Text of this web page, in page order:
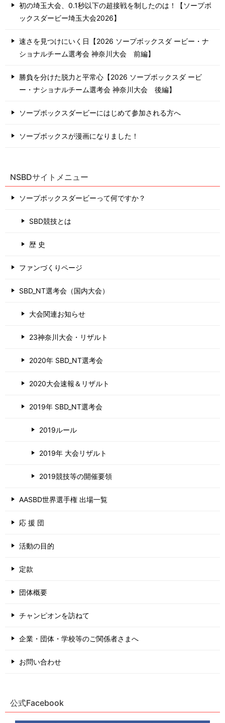
初の埼玉大会、0.1秒以下の超接戦を制したのは！【ソープボ
ックスダービー埼玉大会2026】
速さを見つけにいく日【2026 ソープボックスダ ービー・ナ
ショナルチーム選考会 神奈川⼤会 前編】
勝負を分けた脱力と平常心【2026 ソープボックスダ ービ
ー・ナショナルチーム選考会 神奈川⼤会 後編】
ソープボックスダービーにはじめて参加される方へ
ソープボックスが漫画になりました！
NSBDサイトメニュー
ソープボックスダービーって何ですか？
SBD競技とは
歴 史
ファンづくりページ
SBD_NT選考会（国内大会）
大会関連お知らせ
23神奈川大会・リザルト
2020年 SBD_NT選考会
2020大会速報＆リザルト
2019年 SBD_NT選考会
2019ルール
2019年 大会リザルト
2019競技等の開催要領
AASBD世界選手権 出場一覧
応 援 団
活動の目的
定款
団体概要
チャンピオンを訪ねて
企業・団体・学校等のご関係者さまへ
お問い合わせ
公式Facebook